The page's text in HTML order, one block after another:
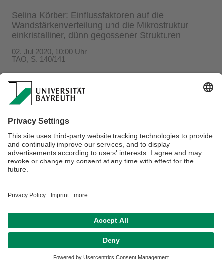
Selina Körber: Einflussfaktoren auf die
Wandstärkenverteilung und die Mikrostruktur
einkristalliner, dünn gegossener Strukturen
02. Jul 2020, 10:00 Uhr
TAO, S. 140/141
Verantwortlich für die Redaktion:
Datenschutzerklärung Impressum Hausordnung Sitemap
Barrierefreiheitserklärung